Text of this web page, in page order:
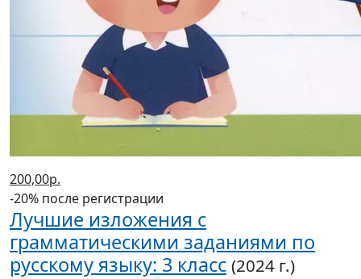
200,00р.
-20% после регистрации
Лучшие изложения с
грамматическими заданиями по
русскому языку: 3 класс (2024 г.)